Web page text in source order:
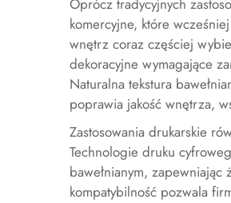
Oprócz tradycyjnych
komercyjne, które
wnętrz coraz częściej
dekoracyjne wymagające
Naturalna tekstura
poprawia jakość wnętrza,
Zastosowania drukarskie
Technologie druku
bawełnianym,
kompatybilność pozwala